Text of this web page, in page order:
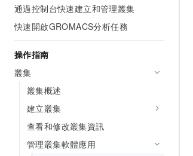
通過控制台快速建立和管理叢集
快速開啟GROMACS分析任務
操作指南
叢集
叢集概述
建立叢集
查看和修改叢集資訊
管理叢集軟體應用